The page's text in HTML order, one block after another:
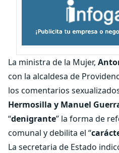
La ministra de la Mujer,
con la alcaldesa de
los comentarios
Hermosilla y Manuel
“denigrante” la forma de
comunal y debilita el “
La secretaria de Estado